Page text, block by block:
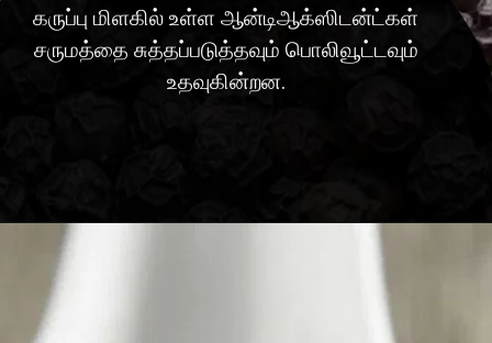
கருப்பு மிளகில் உள்ள ஆன்டிஆக்ஸிடன்ட்கள்
சருமத்தை சுத்தப்படுத்தவும் பொலிவூட்டவும்